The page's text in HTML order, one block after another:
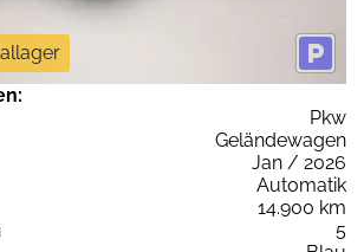
Pkw
Geländewagen
Jan / 2026
Automatik
14.900 km
5